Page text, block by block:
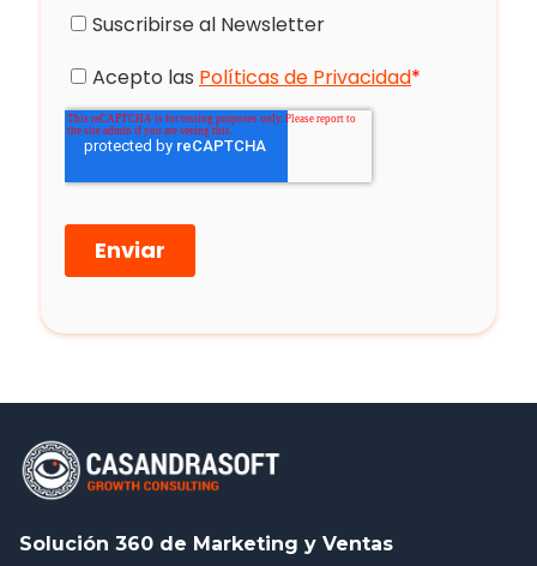
Solución 360 de Marketing y Ventas